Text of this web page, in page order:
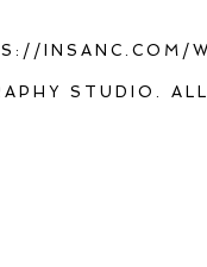
INSANC.COM/
STUDIO.